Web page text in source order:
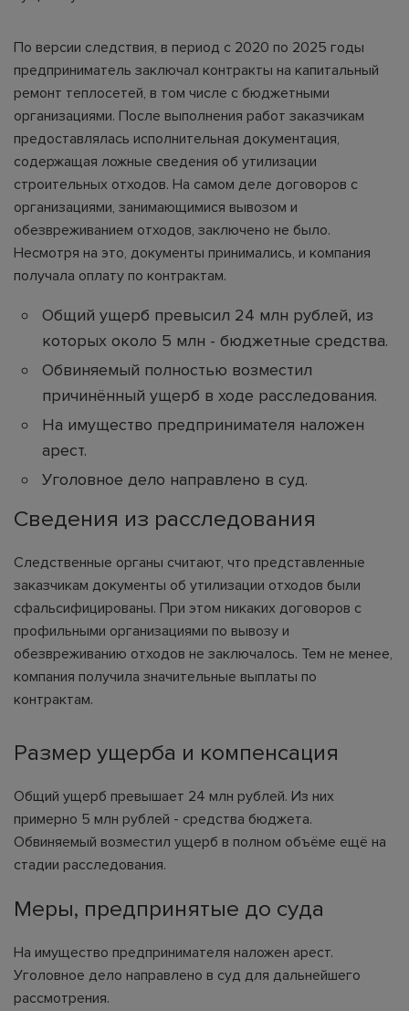
По версии следствия, в период с 2020 по 2025 годы
предприниматель заключал контракты на капитальный
ремонт теплосетей, в том числе с бюджетными
организациями. После выполнения работ заказчикам
предоставлялась исполнительная документация,
содержащая ложные сведения об утилизации
строительных отходов. На самом деле договоров с
организациями, занимающимися вывозом и
обезвреживанием отходов, заключено не было.
Несмотря на это, документы принимались, и компания
получала оплату по контрактам.
Общий ущерб превысил 24 млн рублей, из
которых около 5 млн - бюджетные средства.
Обвиняемый полностью возместил
причинённый ущерб в ходе расследования.
На имущество предпринимателя наложен
арест.
Уголовное дело направлено в суд.
Сведения из расследования
Следственные органы считают, что представленные
заказчикам документы об утилизации отходов были
сфальсифицированы. При этом никаких договоров с
профильными организациями по вывозу и
обезвреживанию отходов не заключалось. Тем не менее,
компания получила значительные выплаты по
контрактам.
Размер ущерба и компенсация
Общий ущерб превышает 24 млн рублей. Из них
примерно 5 млн рублей - средства бюджета.
Обвиняемый возместил ущерб в полном объёме ещё на
стадии расследования.
Меры, предпринятые до суда
На имущество предпринимателя наложен арест.
Уголовное дело направлено в суд для дальнейшего
рассмотрения.